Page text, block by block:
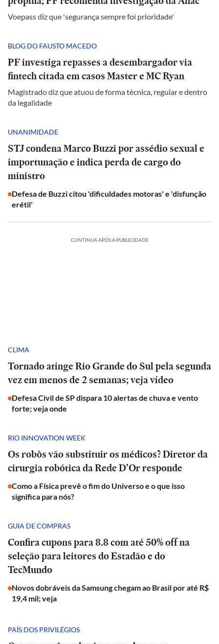
Voepass diz que 'segurança sempre foi prioridade'
BLOG DO FAUSTO MACEDO
PF investiga repasses a desembargador via
fintech citada em casos Master e MC Ryan
Magistrado diz que atuou de forma técnica, regular e dentro
da legalidade
UNANIMIDADE
STJ condena Marco Buzzi por assédio sexual e
importunação e indica perda de cargo do
ministro
Defesa de Buzzi citou 'dificuldades motoras' e 'disfunção
erétil'
CONTINUA APÓS A PUBLICIDADE
CLIMA
Tornado atinge Rio Grande do Sul pela segunda
vez em menos de 2 semanas; veja vídeo
Defesa Civil de SP dispara 10 alertas de chuva e vento
forte; veja onde
RIO INNOVATION WEEK
Os robôs vão substituir os médicos? Diretor da
cirurgia robótica da Rede D’Or responde
Como a Física prevê o fim do Universo e o que isso
significa para nós?
GUIA DE COMPRAS
Confira cupons para 8.8 com até 50% off na
seleção para leitores do Estadão e do
TecMundo
Novos dobráveis da Samsung chegam ao Brasil por até R$
19,4 mil; veja
PAÍS DOS PRIVILÉGIOS